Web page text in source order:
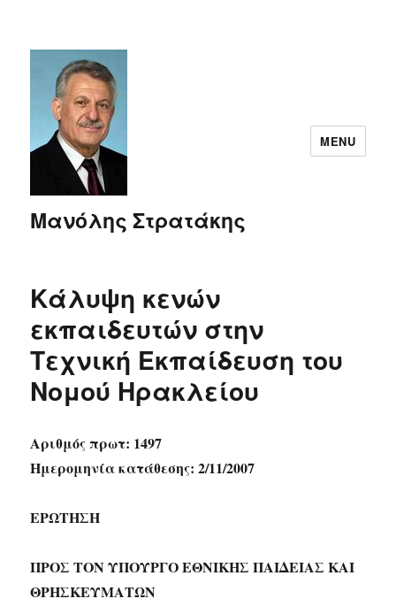
Μανόλης Στρατάκης
MENU
Κάλυψη κενών
εκπαιδευτών στην
Τεχνική Εκπαίδευση του
Νομού Ηρακλείου
Αριθμός πρωτ: 1497
Ημερομηνία κατάθεσης: 2/11/2007
ΕΡΩΤΗΣΗ
ΠΡΟΣ ΤΟΝ ΥΠΟΥΡΓΟ ΕΘΝΙΚΗΣ ΠΑΙΔΕΙΑΣ ΚΑΙ
ΘΡΗΣΚΕΥΜΑΤΩΝ